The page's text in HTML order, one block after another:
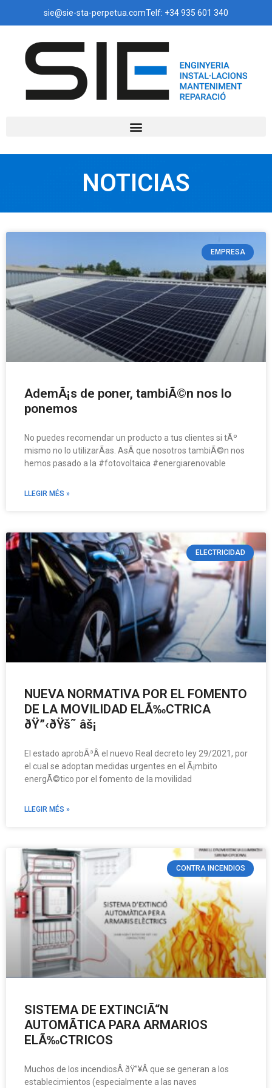
sie@sie-sta-perpetua.comTelf: +34 935 601 340
NOTICIAS
EMPRESA
AdemÃ¡s de poner, tambiÃ©n nos lo
ponemos
No puedes recomendar un producto a tus clientes si tÃº
mismo no lo utilizarÃ­as. AsÃ­ que nosotros tambiÃ©n nos
hemos pasado a la #fotovoltaica #energiarenovable
LLEGIR MÉS »
ELECTRICIDAD
NUEVA NORMATIVA POR EL FOMENTO
DE LA MOVILIDAD ELÃ‰CTRICA
ðŸ”‹ðŸš˜ âš¡
El estado aprobÃ³Â el nuevo Real decreto ley 29/2021, por
el cual se adoptan medidas urgentes en el Ã¡mbito
energÃ©tico por el fomento de la movilidad
LLEGIR MÉS »
CONTRA INCENDIOS
SISTEMA DE EXTINCIÃ“N
AUTOMÃTICA PARA ARMARIOS
ELÃ‰CTRICOS
Muchos de los incendiosÂ ðŸ”¥Â que se generan a los
establecimientos (especialmente a las naves